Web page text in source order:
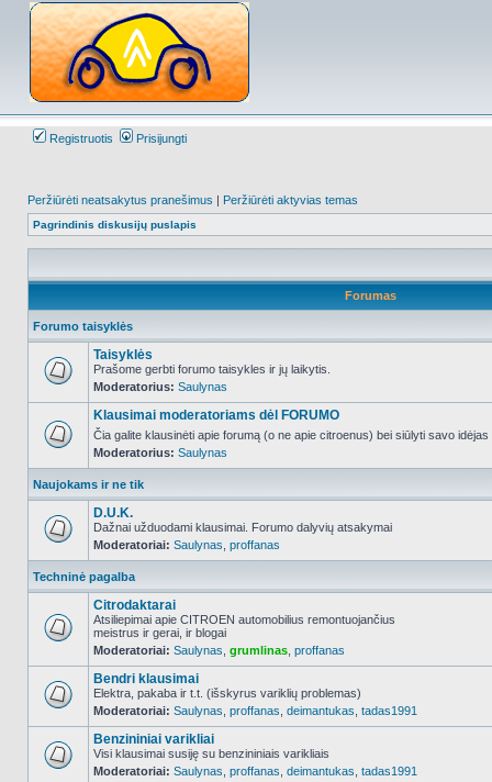
Registruotis Prisijungti
Peržiūrėti neatsakytus pranešimus | Peržiūrėti aktyvias temas
Pagrindinis diskusijų puslapis
Forumas
Forumo taisyklės
NO_UNREAD_POSTS
Taisyklės
Prašome gerbti forumo taisykles ir jų laikytis.
Moderatorius: Saulynas
NO_UNREAD_POSTS
Klausimai moderatoriams dėl FORUMO
Čia galite klausinėti apie forumą (o ne apie citroenus) bei siūlyti savo
Moderatorius: Saulynas
Naujokams ir ne tik
NO_UNREAD_POSTS
D.U.K.
Dažnai užduodami klausimai. Forumo dalyvių atsakymai
Moderatoriai: Saulynas proffanas
Techninė pagalba
NO_UNREAD_POSTS
Citrodaktarai
Atsiliepimai apie CITROEN automobilius remontuojančius
meistrus ir gerai, ir blogai
Moderatoriai: Saulynas grumlinas proffanas
NO_UNREAD_POSTS
Bendri klausimai
Elektra, pakaba ir t.t. (išskyrus variklių problemas)
Moderatoriai: Saulynas proffanas deimantukas tadas1991
NO_UNREAD_POSTS
Benzininiai varikliai
Visi klausimai susiję su benzininiais varikliais
Moderatoriai: Saulynas proffanas deimantukas tadas1991